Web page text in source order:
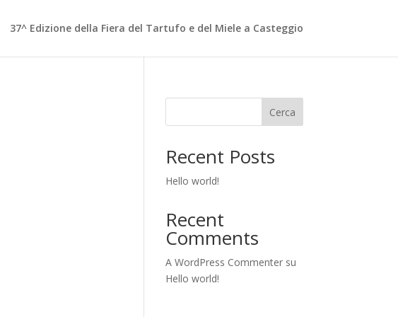
37^ Edizione della Fiera del Tartufo e del Miele a Casteggio
Cerca
Recent Posts
Hello world!
Recent
Comments
A WordPress Commenter su
Hello world!